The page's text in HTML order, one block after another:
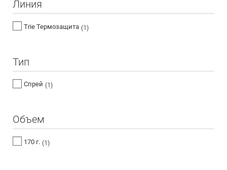
Линия
Trie Термозащита (1)
Тип
Спрей (1)
Объем
170 г. (1)